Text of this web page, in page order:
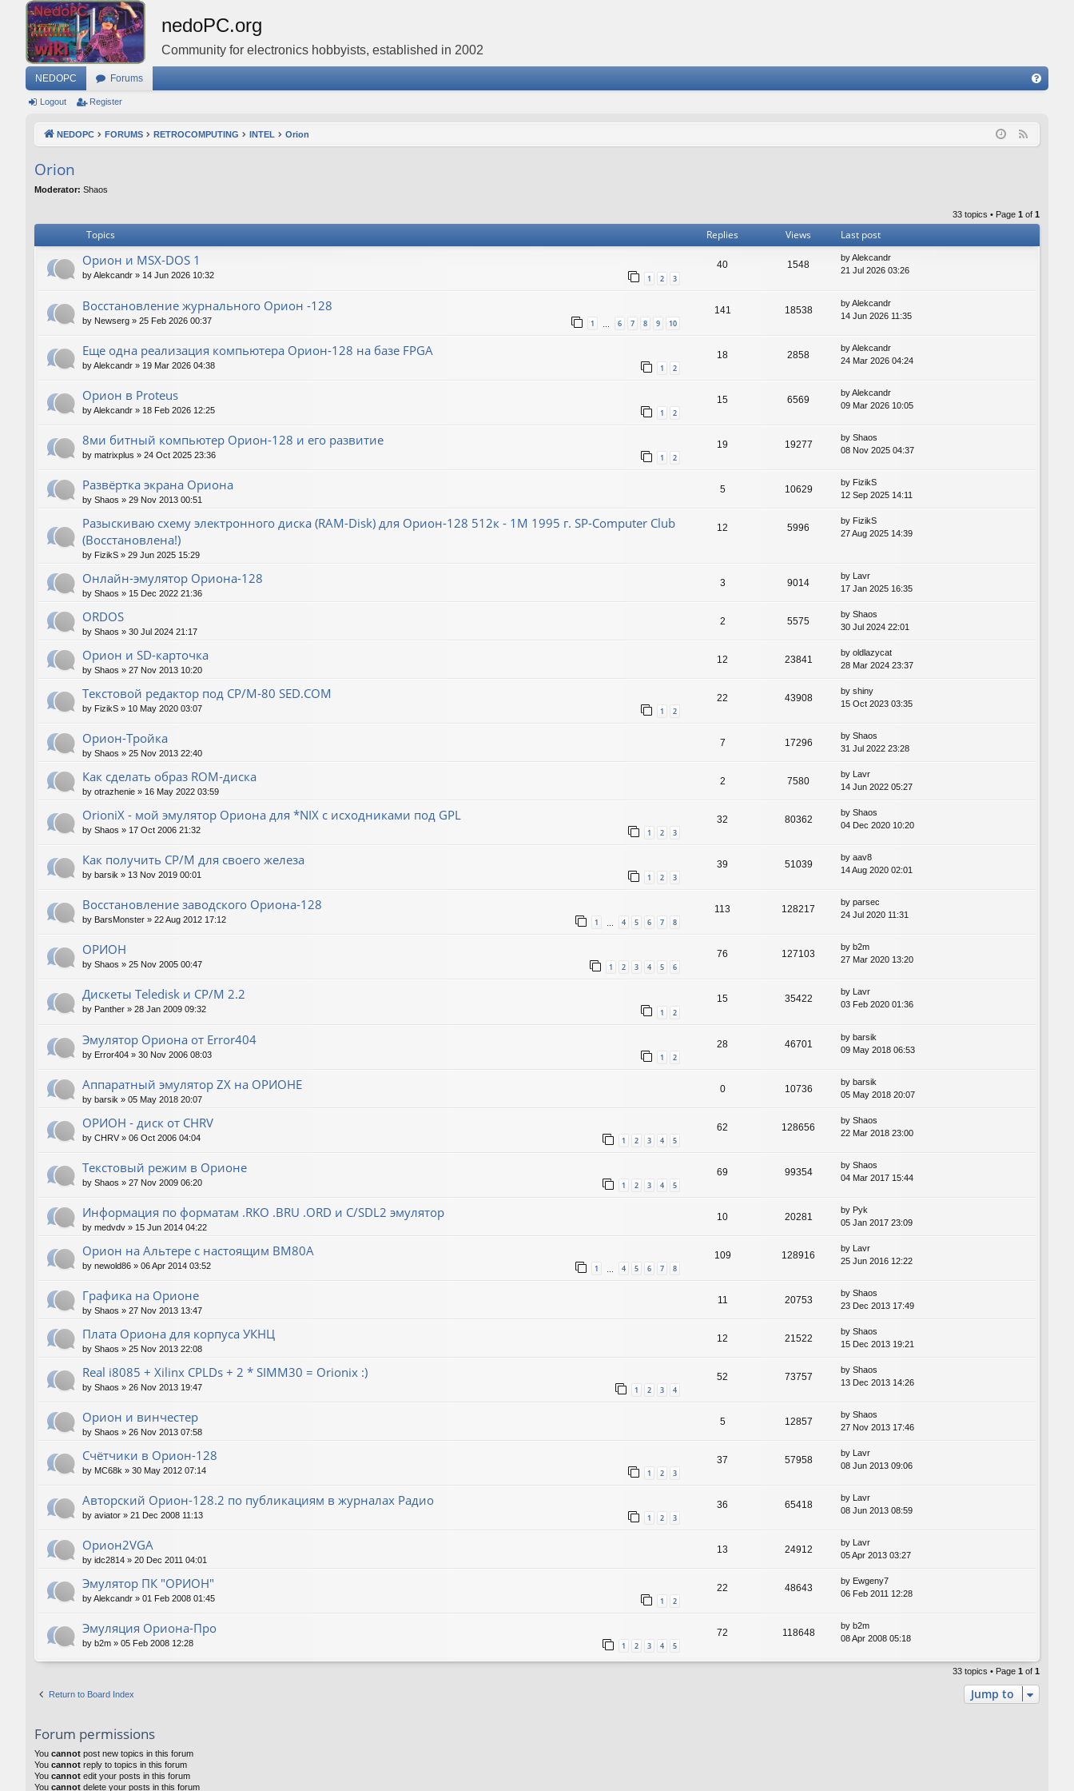
nedoPC.org
Community for electronics hobbyists, established in 2002
NEDOPC Forums
Q
Logout Register
NEDOPC FORUMS RETROCOMPUTING INTEL Orion
Orion
Moderator: Shaos
33 topics • Page 1 of 1
Topics Replies Views Last post
Орион и MSX-DOS 1
byAlekcandr » 14 Jun 2026 10:32 1 2 3
40 1548
byAlekcandr
21 Jul 2026 03:26
Восстановление журнального Орион -128
by Newserg » 25 Feb 2026 00:37 1 6 7 8 9 10
141 18538
byAlekcandr
14 Jun 2026 11:35
Еще одна реализация компьютера Орион-128 на базе FPGA
byAlekcandr » 19 Mar 2026 04:38 1 2
18 2858
byAlekcandr
24 Mar 2026 04:24
Орион в Proteus
byAlekcandr » 18 Feb 2026 12:25 1 2
15 6569
byAlekcandr
09 Mar 2026 10:05
8ми битный компьютер Орион-128 и его развитие
by matrixplus » 24 Oct 2025 23:36 1 2
19 19277
by Shaos
08 Nov 2025 04:37
Развёртка экрана Ориона
by Shaos » 29 Nov 2013 00:51
5 10629
by FizikS
12 Sep 2025 14:11
Разыскиваю схему электронного диска (RAM-Disk) для Орион-128 512к - 1М 1995 г. SP-Computer Club
(Восстановлена!)
by FizikS » 29 Jun 2025 15:29
12 5996
by FizikS
27 Aug 2025 14:39
Онлайн-эмулятор Ориона-128
by Shaos » 15 Dec 2022 21:36
3 9014
by Lavr
17 Jan 2025 16:35
ORDOS
by Shaos » 30 Jul 2024 21:17
2 5575
by Shaos
30 Jul 2024 22:01
Орион и SD-карточка
by Shaos » 27 Nov 2013 10:20
12 23841
by oldlazycat
28 Mar 2024 23:37
Текстовой редактор под CP/M-80 SED.COM
by FizikS » 10 May 2020 03:07 1 2
22 43908
by shiny
15 Oct 2023 03:35
Орион-Тройка
by Shaos » 25 Nov 2013 22:40
7 17296
by Shaos
31 Jul 2022 23:28
Как сделать образ ROM-диска
by otrazhenie » 16 May 2022 03:59
2 7580
by Lavr
14 Jun 2022 05:27
OrioniX - мой эмулятор Ориона для *NIX с исходниками под GPL
by Shaos » 17 Oct 2006 21:32 1 2 3
32 80362
by Shaos
04 Dec 2020 10:20
Как получить CP/M для своего железа
by barsik » 13 Nov 2019 00:01 1 2 3
39 51039
by aav8
14 Aug 2020 02:01
Восстановление заводского Ориона-128
by BarsMonster » 22 Aug 2012 17:12 1 … 4 5 6 7 8
113 128217
by parsec
24 Jul 2020 11:31
ОРИОН
by Shaos » 25 Nov 2005 00:47 1 2 3 4 5 6
76 127103
by b2m
27 Mar 2020 13:20
Дискеты Teledisk и CP/M 2.2
by Panther » 28 Jan 2009 09:32 1 2
15 35422
by Lavr
03 Feb 2020 01:36
Эмулятор Ориона от Error404
by Error404 » 30 Nov 2006 08:03 1 2
28 46701
by barsik
09 May 2018 06:53
Аппаратный эмулятор ZX на ОРИОНЕ
by barsik » 05 May 2018 20:07
0 10736
by barsik
05 May 2018 20:07
ОРИОН - диск от CHRV
by CHRV » 06 Oct 2006 04:04 1 2 3 4 5
62 128656
by Shaos
22 Mar 2018 23:00
Текстовый режим в Орионе
by Shaos » 27 Nov 2009 06:20 1 2 3 4 5
69 99354
by Shaos
04 Mar 2017 15:44
Информация по форматам .RKO .BRU .ORD и С/SDL2 эмулятор
by medvdv » 15 Jun 2014 04:22
10 20281
by Pyk
05 Jan 2017 23:09
Орион на Альтере с настоящим ВМ80А
by newold86 » 06 Apr 2014 03:52 1 4 5 6 7 8
109 128916
by Lavr
25 Jun 2016 12:22
Графика на Орионе
by Shaos » 27 Nov 2013 13:47
11 20753
by Shaos
23 Dec 2013 17:49
Плата Ориона для корпуса УКНЦ
by Shaos » 25 Nov 2013 22:08
12 21522
by Shaos
15 Dec 2013 19:21
Real i8085 + Xilinx CPLDs + 2 * SIMM30 = Orionix :)
by Shaos » 26 Nov 2013 19:47 1 2 3 4
52 73757
by Shaos
13 Dec 2013 14:26
Орион и винчестер
by Shaos » 26 Nov 2013 07:58
5 12857
by Shaos
27 Nov 2013 17:46
Счётчики в Орион-128
by MC68k » 30 May 2012 07:14 1 2 3
37 57958
by Lavr
08 Jun 2013 09:06
Авторский Орион-128.2 по публикациям в журналах Радио
by aviator » 21 Dec 2008 11:13 1 2 3
36 65418
by Lavr
08 Jun 2013 08:59
Орион2VGA
by idc2814 » 20 Dec 2011 04:01
13 24912
by Lavr
05 Apr 2013 03:27
Эмулятор ПК "ОРИОН"
byAlekcandr » 01 Feb 2008 01:45 1 2
22 48643
by Ewgeny7
06 Feb 2011 12:28
Эмуляция Ориона-Про
by b2m » 05 Feb 2008 12:28 1 2 3 4 5
72 118648
by b2m
08 Apr 2008 05:18
33 topics • Page 1 of 1
Return to Board Index Jump to
Forum permissions
You cannot post new topics in this forum
You cannot reply to topics in this forum
You cannot edit your posts in this forum
You cannot delete your posts in this forum